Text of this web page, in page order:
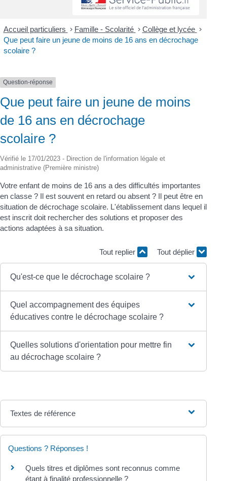
Accueil particuliers > Famille - Scolarité > Collège et lycée >
Que peut faire un jeune de moins de 16 ans en décrochage
scolaire ?
Question-réponse
Que peut faire un jeune de moins
de 16 ans en décrochage
scolaire ?
Vérifié le 17/01/2023 - Direction de l'information légale et
administrative (Première ministre)
Votre enfant de moins de 16 ans a des difficultés importantes
en classe ? Il est souvent en retard ou absent ? Il peut être en
situation de décrochage scolaire. L'établissement dans lequel il
est inscrit doit rechercher des solutions et proposer des
actions adaptées à sa situation.
Tout replier Tout déplier
Qu'est-ce que le décrochage scolaire ?
Quel accompagnement des équipes
éducatives contre le décrochage scolaire ?
Quelles solutions d'orientation pour mettre fin
au décrochage scolaire ?
Textes de référence
Questions ? Réponses !
Quels titres et diplômes sont reconnus comme
étant à finalité professionnelle ?